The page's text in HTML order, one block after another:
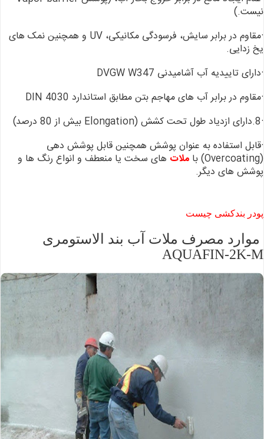
نیست.)
·مقاوم در برابر سایش، فرسودگی
مکانیکی، UV و همچنین نمک های
یخ زدایی.
·دارای تاییدیه آب آشامیدنی DVGW W347
·مقاوم در برابر آب های مهاجمبتن مطابق استاندارد DIN 4030
·8.دارای ازدیاد طول تحت کشش (Elongation بیش از 80 درصد)
·قابل استفاده به عنوان پوشش همچنین قابل پوشش دهی
(Overcoating) با
ملات های سخت یا منعطف و انواع رنگ ها و
پوشش های دیگر.
پودر بندکشی چیست
موارد مصرف ملات آب بند الاستومری
AQUAFIN-2K-M